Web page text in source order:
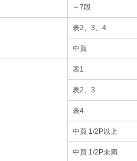
～7段
表2、3、4
中頁
表1
表2、3
表4
中頁 1/2P以上
中頁 1/2P未満